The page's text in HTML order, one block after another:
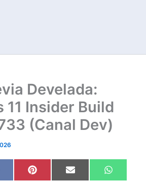
Develada:
11 Insider Build
(Canal Dev)
Compartir
en
P Compartir
en
E
en
W